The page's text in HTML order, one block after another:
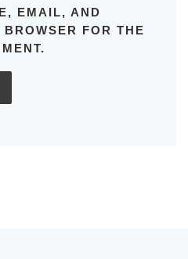
EMAIL, AND
FOR THE